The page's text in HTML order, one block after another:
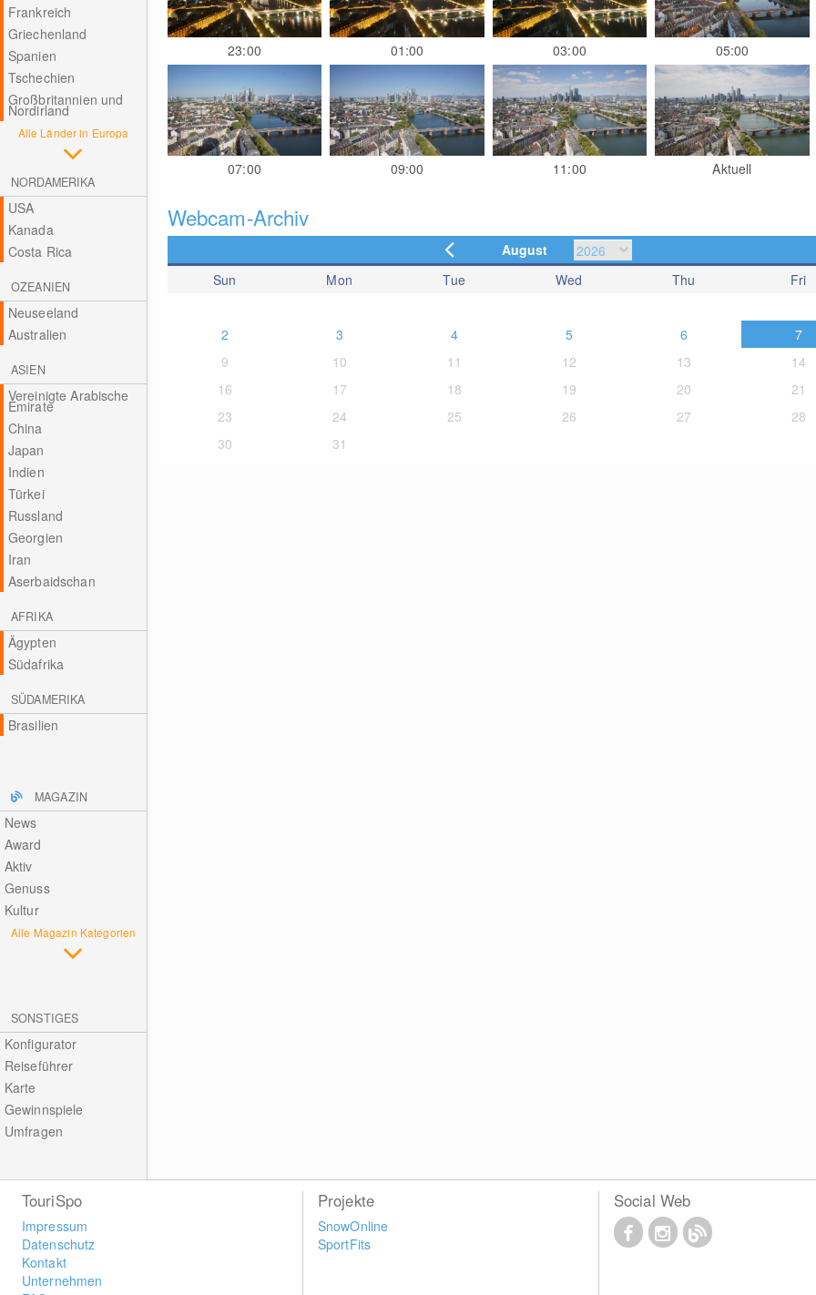
Frankreich
Griechenland
Spanien
Tschechien
Großbritannien und
Nordirland
Alle Länder in Europa
NORDAMERIKA
USA
Kanada
Costa Rica
OZEANIEN
Neuseeland
Australien
ASIEN
Vereinigte Arabische
Emirate
China
Japan
Indien
Türkei
Russland
Georgien
Iran
Aserbaidschan
AFRIKA
Ägypten
Südafrika
SÜDAMERIKA
Brasilien
MAGAZIN
News
Award
Aktiv
Genuss
Kultur
Alle Magazin Kategorien
SONSTIGES
Konfigurator
Reiseführer
Karte
Gewinnspiele
Umfragen
23:00 01:00 03:00 05:00
07:00 09:00 11:00 Aktuell
Webcam-Archiv
August
Sun
Mon Tue Wed Thu Fri
2
3 4 5 6 7
9
10 11 12 13 14
16
17 18 19 20 21
23
24 25 26 27 28
30
31
TouriSpo
Impressum
Datenschutz
Kontakt
Unternehmen
Projekte
SnowOnline
SportFits
Social Web